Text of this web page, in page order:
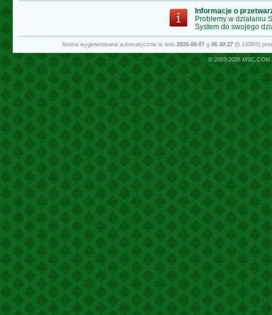
Informacje o
Problemy w działaniu
System do swojego
Strona wygenerowana automatycznie w dniu 2026-08-07g.06:40:27(0.1006/5)
© 2003-2026